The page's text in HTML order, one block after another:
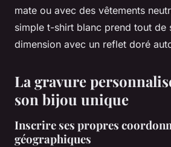
mate ou avec des vêtements
simple t-shirt blanc prend tout de
dimension avec un reflet doré
La gravure
son bijou unique
Inscrire ses propres
géographiques